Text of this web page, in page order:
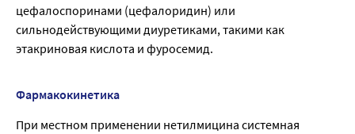
цефалоспоринами (цефалоридин) или
сильнодействующими диуретиками, такими как
этакриновая кислота и фуросемид.
Фармакокинетика
При местном применении нетилмицина системная